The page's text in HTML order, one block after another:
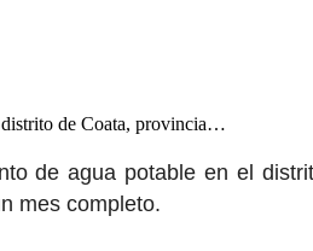
distrito de Coata, provincia…
de agua potable en el
mes completo.